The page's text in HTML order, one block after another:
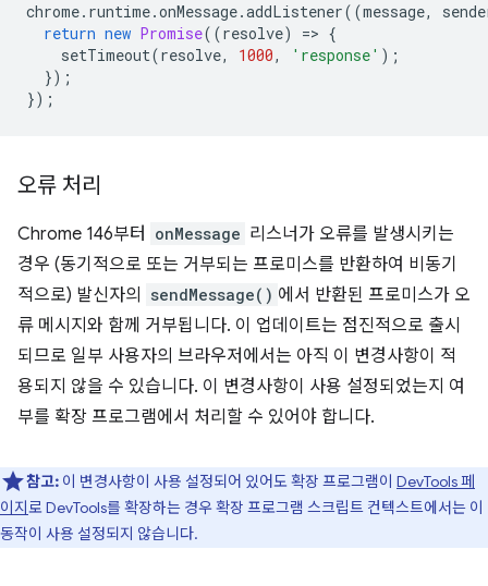
chrome. runtime.onMessage.addListener((message,
return new Promise((resolve) => {
setTimeout(resolve, 1000, 'response' );
});
});
오류 처리
Chrome 146부터 onMessage 리스너가 오류를 발생시키는
경우 (동기적으로 또는 거부되는 프로미스를 반환하여 비동기
적으로) 발신자의
sendMessage() 에서 반환된 프로미스가 오
류 메시지와 함께 거부됩니다. 이 업데이트는 점진적으로 출시
되므로 일부 사용자의 브라우저에서는 아직 이 변경사항이 적
용되지 않을 수 있습니다. 이 변경사항이 사용 설정되었는지 여
부를 확장 프로그램에서 처리할 수 있어야 합니다.
참고: 이 변경사항이 사용 설정되어 있어도 확장 프로그램이 DevTools 페
이지로 DevTools를 확장하는 경우 확장 프로그램 스크립트 컨텍스트에서는 이
동작이 사용 설정되지 않습니다.